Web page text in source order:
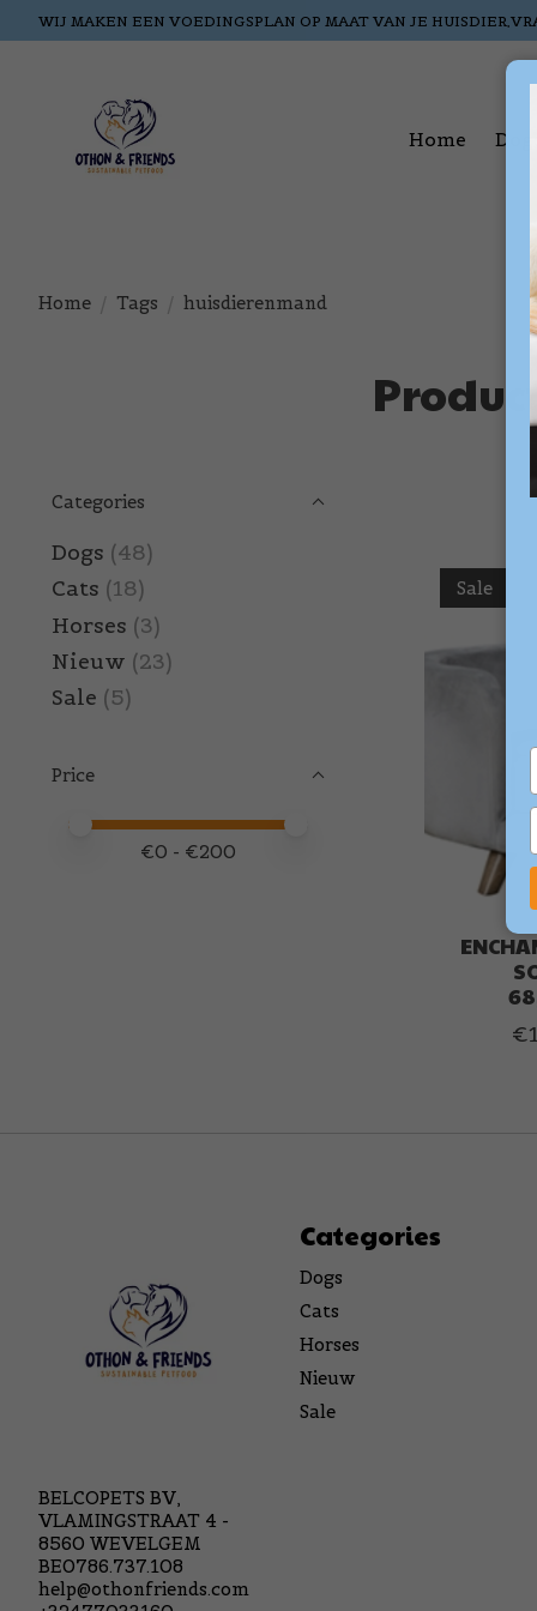
WIJ MAKEN EEN VOEDINGSPLAN OP MAAT VAN JE
Home Dogs
Home Tags huisdierenmand
Categories
Dogs (48)
Cats (18)
Horses (3)
Nieuw (23)
Sale (5)
Price
Price minimum value
Price maximum value
€0 - €200
Sale
BELCOPETS BV,
VLAMINGSTRAAT 4 -
8560 WEVELGEM
BE0786.737.108
help@othonfriends.com
Categories
Dogs
Cats
Horses
Nieuw
Sale